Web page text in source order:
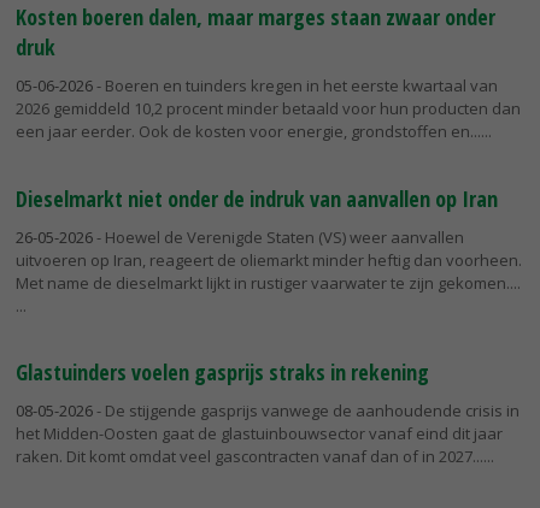
Kosten boeren dalen, maar marges staan zwaar onder
druk
05-06-2026- Boeren en tuinders kregen in het eerste kwartaal van
2026 gemiddeld 10,2 procent minder betaald voor hun producten dan
een jaar eerder. Ook de kosten voor energie, grondstoffen en...
Dieselmarkt niet onder de indruk van aanvallen op Iran
26-05-2026- Hoewel de Verenigde Staten (VS) weer aanvallen
uitvoeren op Iran, reageert de oliemarkt minder heftig dan voorheen.
Met name de dieselmarkt lijkt in rustiger vaarwater te zijn gekomen....
Glastuinders voelen gasprijs straks in rekening
08-05-2026- De stijgende gasprijs vanwege de aanhoudende crisis in
het Midden-Oosten gaat de glastuinbouwsector vanaf eind dit jaar
raken. Dit komt omdat veel gascontracten vanaf dan of in 2027...